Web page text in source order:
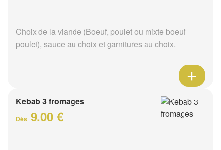
Choix de la viande (Boeuf, poulet ou mixte boeuf
poulet), sauce au choix et garnitures au choix.
Kebab 3 fromages
Dès 9.00 €